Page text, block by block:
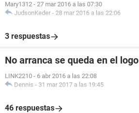
Mary1312 - 27 mar 2016 a las 07:30
JudsonKeder - 28 mar 2016 a las 22:06
3 respuestas
No arranca se queda en el logo
LINK2210 - 6 abr 2016 a las 22:08
Dennis - 31 mar 2017 a las 19:45
46 respuestas